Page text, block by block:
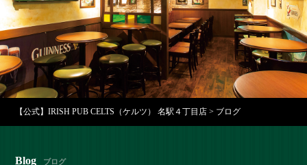
【公式】IRISH PUB CELTS（ケルツ） 名駅４丁目店 > ブログ
Blog ブログ